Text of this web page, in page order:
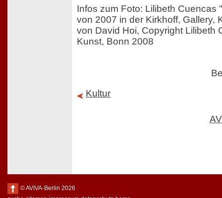
Infos zum Foto: Lilibeth Cuencas
von 2007 in der Kirkhoff, Gallery,
von David Hoi, Copyright Lilibeth
Kunst, Bonn 2008
Kultur
© AVIVA-Berlin 2026